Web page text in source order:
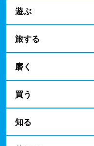
遊ぶ
旅する
磨く
買う
知る